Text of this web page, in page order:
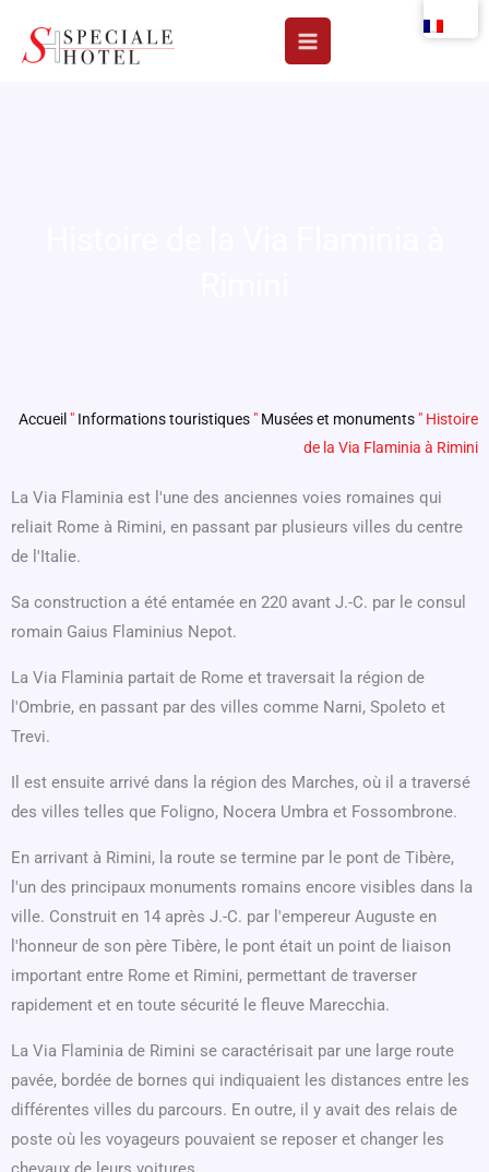
Accueil " Informations touristiques " Musées et monuments " Histoire
de la Via Flaminia à Rimini
La Via Flaminia est l'une des anciennes voies romaines qui
reliait Rome à Rimini, en passant par plusieurs villes du centre
de l'Italie.
Sa construction a été entamée en 220 avant J.-C. par le consul
romain Gaius Flaminius Nepot.
La Via Flaminia partait de Rome et traversait la région de
l'Ombrie, en passant par des villes comme Narni, Spoleto et
Trevi.
Il est ensuite arrivé dans la région des Marches, où il a traversé
des villes telles que Foligno, Nocera Umbra et Fossombrone.
En arrivant à Rimini, la route se termine par le pont de Tibère,
l'un des principaux monuments romains encore visibles dans la
ville. Construit en 14 après J.-C. par l'empereur Auguste en
l'honneur de son père Tibère, le pont était un point de liaison
important entre Rome et Rimini, permettant de traverser
rapidement et en toute sécurité le fleuve Marecchia.
La Via Flaminia de Rimini se caractérisait par une large route
pavée, bordée de bornes qui indiquaient les distances entre les
différentes villes du parcours. En outre, il y avait des relais de
poste où les voyageurs pouvaient se reposer et changer les